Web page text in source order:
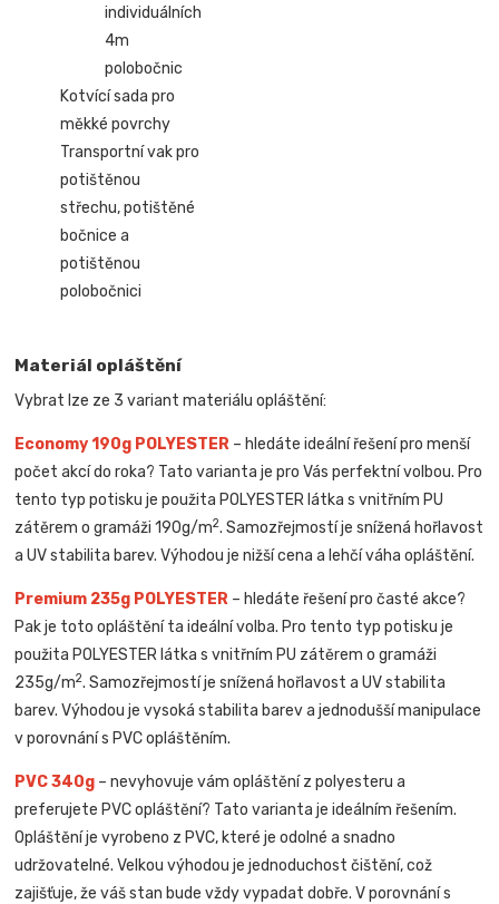
individuálních
4m
polobočnic
Kotvící sada pro
měkké povrchy
Transportní vak pro
potištěnou
střechu, potištěné
bočnice a
potištěnou
polobočnici
Materiál opláštění
Vybrat lze ze 3 variant materiálu opláštění:
Economy 190g POLYESTER – hledáte ideální řešení pro menší
počet akcí do roka? Tato varianta je pro Vás perfektní volbou. Pro
tento typ potisku je použita POLYESTER látka s vnitřním PU
zátěrem o gramáži 190g/m2. Samozřejmostí je snížená hořlavost
a UV stabilita barev. Výhodou je nižší cena a lehčí váha opláštění.
Premium 235g POLYESTER – hledáte řešení pro časté akce?
Pak je toto opláštění ta ideální volba. Pro tento typ potisku je
použita POLYESTER látka s vnitřním PU zátěrem o gramáži
235g/m2. Samozřejmostí je snížená hořlavost a UV stabilita
barev. Výhodou je vysoká stabilita barev a jednodušší manipulace
v porovnání s PVC opláštěním.
PVC 340g – nevyhovuje vám opláštění z polyesteru a
preferujete PVC opláštění? Tato varianta je ideálním řešením.
Opláštění je vyrobeno z PVC, které je odolné a snadno
udržovatelné. Velkou výhodou je jednoduchost čištění, což
zajišťuje, že váš stan bude vždy vypadat dobře. V porovnání s